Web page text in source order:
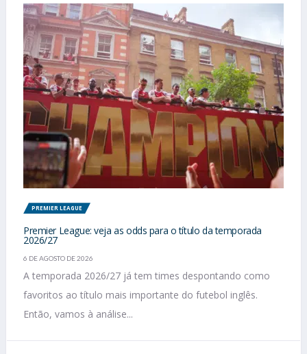
PREMIER LEAGUE
Premier League: veja as odds para o título da temporada
2026/27
6 DE AGOSTO DE 2026
A temporada 2026/27 já tem times despontando como
favoritos ao título mais importante do futebol inglês.
Então, vamos à análise...